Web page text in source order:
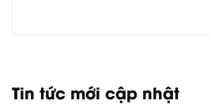
Tin tức mới cập nhật